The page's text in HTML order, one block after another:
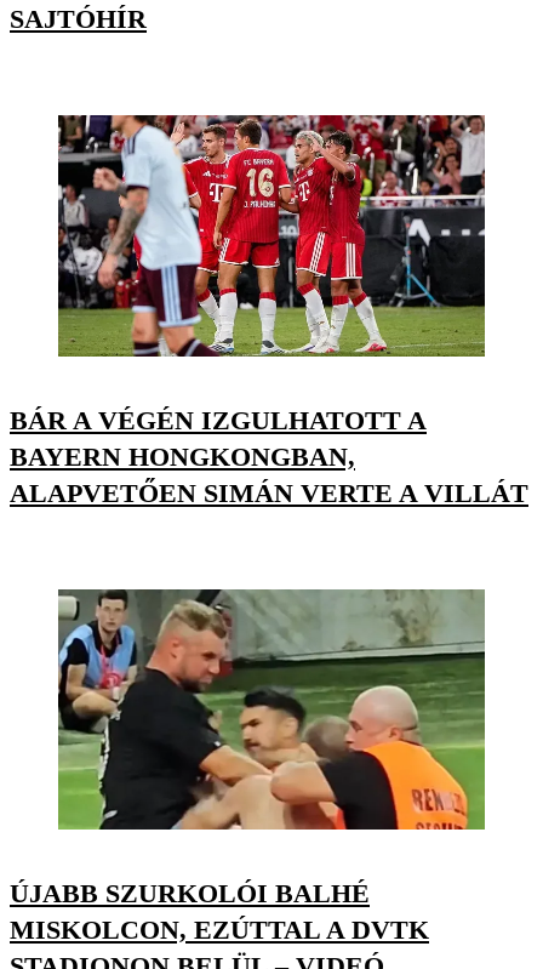
SAJTÓHÍR
BÁR A VÉGÉN IZGULHATOTT A
BAYERN HONGKONGBAN,
ALAPVETŐEN SIMÁN VERTE A VILLÁT
ÚJABB SZURKOLÓI BALHÉ
MISKOLCON, EZÚTTAL A DVTK